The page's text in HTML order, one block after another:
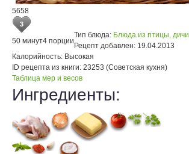
5658
3
50 минут4 порции
Тип блюда: Блюда из птицы, дичи
Рецепт добавлен: 19.04.2013
Калорийность: Высокая
ID рецепта из книги: 23253 (Советская кухня)
Таблица мер и весов
Ингредиенты: